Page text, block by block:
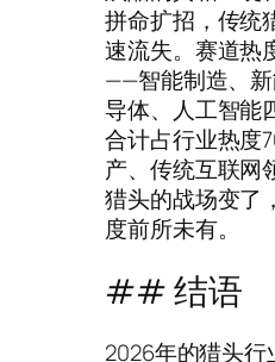
拼命扩招，传统
速流失。赛道热
——智能制造、
导体、人工智能
合计占行业热度
产、传统互联网
猎头的战场变了
度前所未有。
## 结语
2026年的猎头